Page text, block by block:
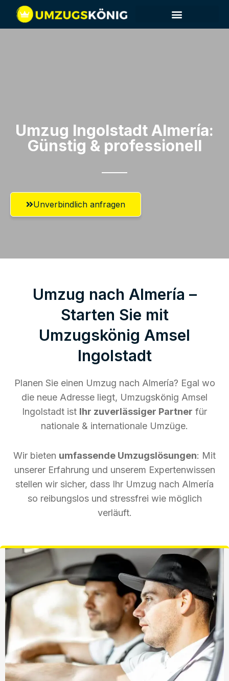
Umzug Ingolstadt​ Almería:
Günstig & professionell​
Unverbindlich anfragen
Umzug nach Almería –
Starten Sie mit
Umzugskönig Amsel
Ingolstadt
Planen Sie einen Umzug nach Almería? Egal wo
die neue Adresse liegt, Umzugskönig Amsel
Ingolstadt ist Ihr zuverlässiger Partner für
nationale & internationale Umzüge.
Wir bieten umfassende Umzugslösungen: Mit
unserer Erfahrung und unserem Expertenwissen
stellen wir sicher, dass Ihr Umzug nach Almería
so reibungslos und stressfrei wie möglich
verläuft.